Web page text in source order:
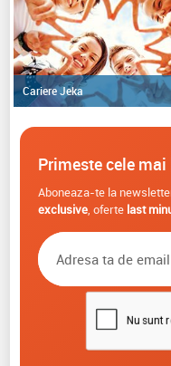
Cariere Jeka
Primeste cele
Aboneaza-te la
exclusive, oferte last